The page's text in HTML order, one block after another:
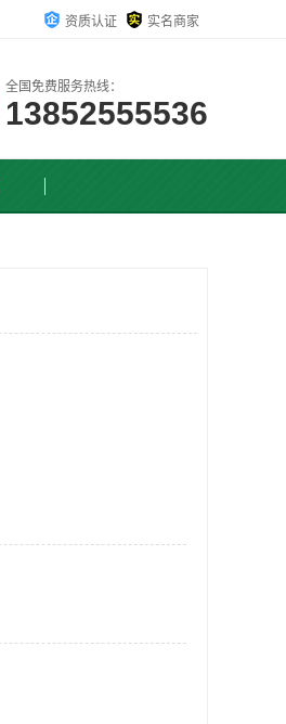
资质认证 实名商家
全国免费服务热线：
13852555536